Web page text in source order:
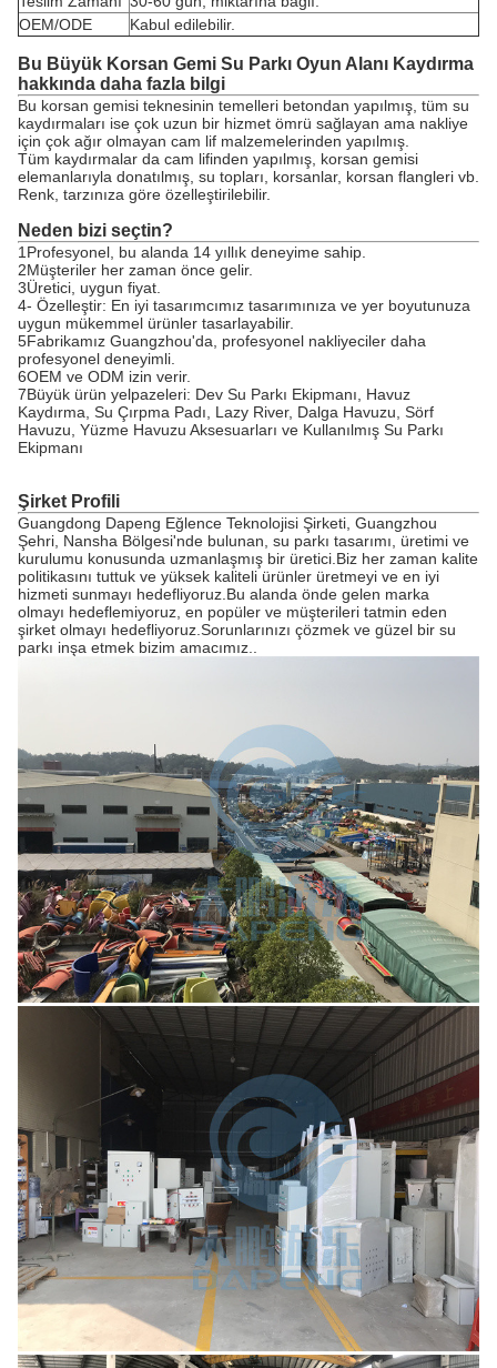
OEM/ODE
Kabul edilebilir.
Bu Büyük Korsan Gemi Su Parkı Oyun Alanı Kaydırma
hakkında daha fazla bilgi
Bu korsan gemisi teknesinin temelleri betondan yapılmış, tüm su
kaydırmaları ise çok uzun bir hizmet ömrü sağlayan ama nakliye
için çok ağır olmayan cam lif malzemelerinden yapılmış.
Tüm kaydırmalar da cam lifinden yapılmış, korsan gemisi
elemanlarıyla donatılmış, su topları, korsanlar, korsan flangleri vb.
Renk, tarzınıza göre özelleştirilebilir.
Neden bizi seçtin?
1Profesyonel, bu alanda 14 yıllık deneyime sahip.
2Müşteriler her zaman önce gelir.
3Üretici, uygun fiyat.
4- Özelleştir: En iyi tasarımcımız tasarımınıza ve yer boyutunuza
uygun mükemmel ürünler tasarlayabilir.
5Fabrikamız Guangzhou'da, profesyonel nakliyeciler daha
profesyonel deneyimli.
6OEM ve ODM izin verir.
7Büyük ürün yelpazeleri: Dev Su Parkı Ekipmanı, Havuz
Kaydırma, Su Çırpma Padı, Lazy River, Dalga Havuzu, Sörf
Havuzu, Yüzme Havuzu Aksesuarları ve Kullanılmış Su Parkı
Ekipmanı
Şirket Profili
Guangdong Dapeng Eğlence Teknolojisi Şirketi, Guangzhou
Şehri, Nansha Bölgesi'nde bulunan, su parkı tasarımı, üretimi ve
kurulumu konusunda uzmanlaşmış bir üretici.Biz her zaman kalite
politikasını tuttuk ve yüksek kaliteli ürünler üretmeyi ve en iyi
hizmeti sunmayı hedefliyoruz.Bu alanda önde gelen marka
olmayı hedeflemiyoruz, en popüler ve müşterileri tatmin eden
şirket olmayı hedefliyoruz.Sorunlarınızı çözmek ve güzel bir su
parkı inşa etmek bizim amacımız..